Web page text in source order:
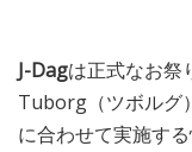
J-Dagは正式なお祭
Tuborg（ツボルグ
に合わせて実施す